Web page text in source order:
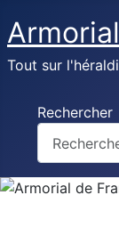
Tout sur
Rechercher